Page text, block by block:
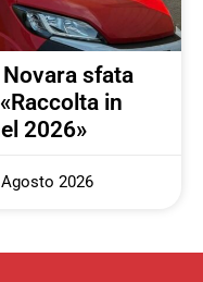
sfata
in
2026»
2026